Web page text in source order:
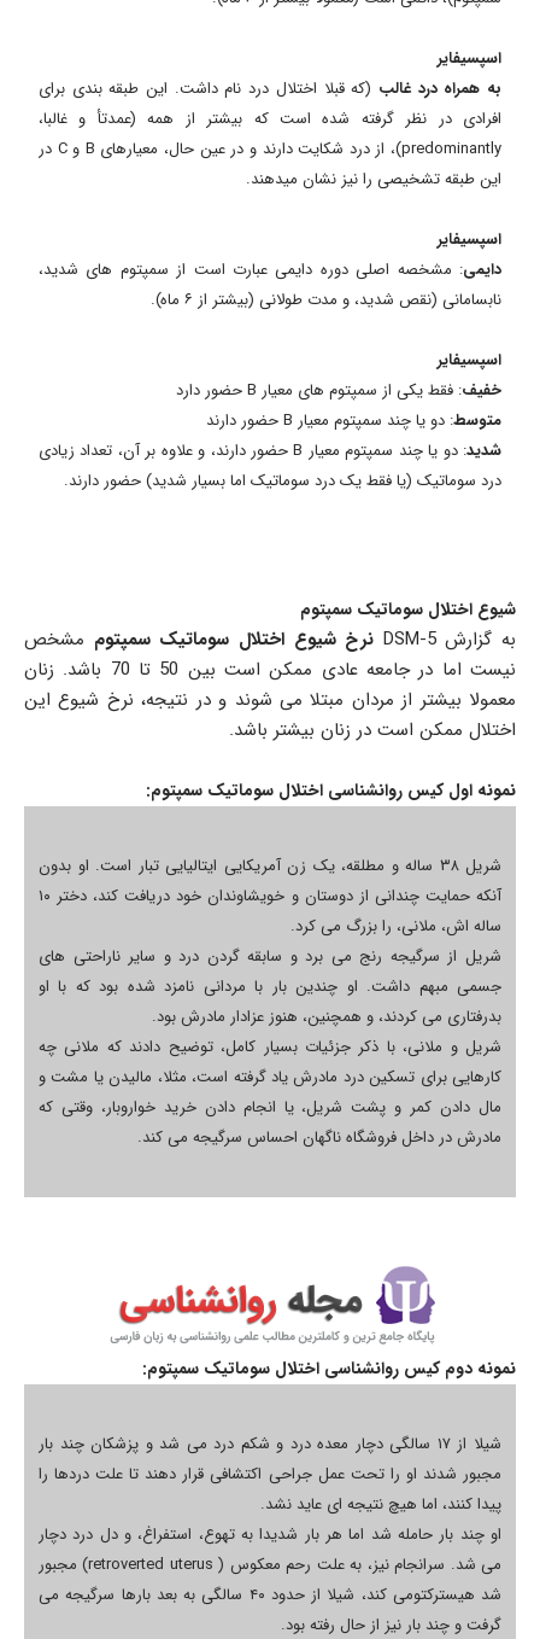
اسپسیفایر
به همراه درد غالب (که قبلا اختلال درد نام داشت. این طبقه بندی برای
افرادی در نظر گرفته شده است که بیشتر از همه (عمدتأ و غالبا،
predominantly)، از درد شکایت دارند و در عین حال، معیارهای B و C در
این طبقه تشخیصی را نیز نشان میدهند.
اسپسیفایر
دایمی: مشخصه اصلی دوره دایمی عبارت است از سمپتوم های شدید،
نابسامانی (نقص شديد، و مدت طولانی (بیشتر از ۶ ماه).
اسپسیفایر
خفيف: فقط یکی از سمپتوم های معیار B حضور دارد
متوسط: دو یا چند سمپتوم معیار B حضور دارند
شدید
: دو یا چند سمپتوم معیار B حضور دارند، و علاوه بر آن، تعداد زیادی
درد سوماتیک (یا فقط یک درد سوماتیک اما بسیار شدید) حضور دارند.
شیوع اختلال سوماتیک سمپتوم
به گزارش 5-DSM نرخ شیوع اختلال سوماتیک سمپتوم مشخص
نیست اما در جامعه عادی ممکن است بین 50 تا 70 باشد. زنان
معمولا بیشتر از مردان مبتلا می شوند و در نتیجه، نرخ شیوع این
اختلال ممکن است در زنان بیشتر باشد.
نمونه اول کیس روانشناسی اختلال سوماتیک سمپتوم:
شريل ۳۸ ساله و مطلقه، یک زن آمریکایی ایتالیایی تبار است. او بدون
آنکه حمایت چندانی از دوستان و خویشاوندان خود دریافت کند، دختر ۱۰
ساله اش، ملانی، را بزرگ می کرد.
شریل از سرگیجه رنج می برد و سابقه گردن درد و سایر ناراحتی های
جسمی مبهم داشت. او چندین بار با مردانی نامزد شده بود که با او
بدرفتاری می کردند، و همچنین، هنوز عزادار مادرش بود.
شریل و ملانی، با ذکر جزئیات بسیار کامل، توضیح دادند که ملانی چه
کارهایی برای تسکین درد مادرش یاد گرفته است، مثلا، مالیدن یا مشت و
مال دادن کمر و پشت شريل، یا انجام دادن خرید خواروبار، وقتی که
مادرش در داخل فروشگاه ناگهان احساس سرگیجه می کند.
نمونه دوم کیس روانشناسی اختلال سوماتیک سمپتوم:
شیلا از ۱۷ سالگی دچار معده درد و شکم درد می شد و پزشکان چند بار
مجبور شدند او را تحت عمل جراحی اکتشافی قرار دهند تا علت دردها را
پیدا کنند، اما هیچ نتیجه ای عاید نشد.
او چند بار حامله شد اما هر بار شدیدا به تهوع، استفراغ، و دل درد دچار
می شد. سرانجام نیز، به علت رحم معکوس ( retroverted uterus) مجبور
شد هیسترکتومی کند، شیلا از حدود ۴۰ سالگی به بعد بارها سرگیجه می
گرفت و چند بار نیز از حال رفته بود.